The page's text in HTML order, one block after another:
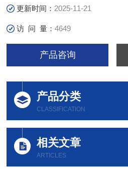
更新时间： 2025-11-21
访 问 量：4649
产品咨询
产品分类
CLASSIFICATION
相关文章
ARTICLES